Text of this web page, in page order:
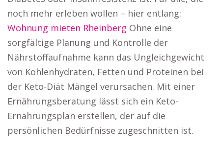
noch mehr erleben wollen – hier entlang:
Wohnung mieten Rheinberg Ohne eine
sorgfältige Planung und Kontrolle der
Nährstoffaufnahme kann das Ungleichgewicht
von Kohlenhydraten, Fetten und Proteinen bei
der Keto-Diät Mängel verursachen. Mit einer
Ernährungsberatung lässt sich ein Keto-
Ernährungsplan erstellen, der auf die
persönlichen Bedürfnisse zugeschnitten ist.